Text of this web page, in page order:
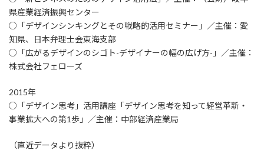
県産業経済振興センター
○「デザインシンキングとその戦略的活用セミナー」／主催：愛
知県、日本弁理士会東海支部
○「広がるデザインのシゴト-デザイナーの幅の広げ方-」／主催：
株式会社フェローズ
2015年
○「デザイン思考」活用講座「デザイン思考を知って経営革新・
事業拡大への第1歩」／主催：中部経済産業局
（直近データより抜粋）